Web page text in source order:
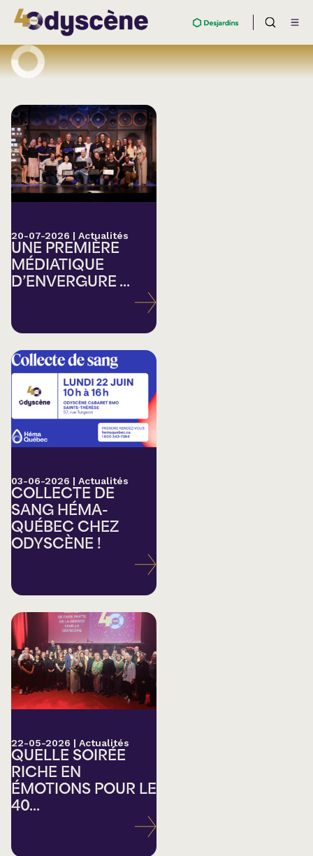
20-07-2026 | Actualités
UNE PREMIÈRE
MÉDIATIQUE
D’ENVERGURE ...
03-06-2026 | Actualités
COLLECTE DE
SANG HÉMA-
QUÉBEC CHEZ
ODYSCÈNE !
22-05-2026 | Actualités
QUELLE SOIRÉE
RICHE EN
ÉMOTIONS POUR LE
40...